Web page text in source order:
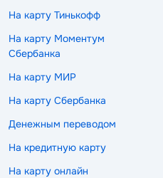
На карту Тинькофф
На карту Моментум
Сбербанка
На карту МИР
На карту Сбербанка
Денежным переводом
На кредитную карту
На карту онлайн